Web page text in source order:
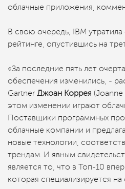
облачные приложения,
В свою очередь, IBM
рейтинге, опустившись на
«За последние пять лет
обеспечения изменились, -
Gartner Джоан Коррея (Joanne
этом изменении играют
Поставщики программных
облачные компании и
новые технологии,
трендам. И явным
является то, что в Топ-10
которая специализируется